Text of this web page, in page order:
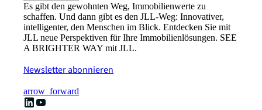
Es gibt den gewohnten Weg, Immobilienwerte zu
schaffen. Und dann gibt es den JLL-Weg: Innovativer,
intelligenter, den Menschen im Blick. Entdecken Sie mit
JLL neue Perspektiven für Ihre Immobilienlösungen. SEE
A BRIGHTER WAY mit JLL.
Newsletter abonnieren
arrow_forward